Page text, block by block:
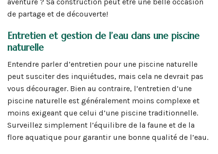
de partage et de découverte!
Entretien et gestion de l’eau dans une piscine
naturelle
Entendre parler d’entretien pour une piscine naturelle
peut susciter des inquiétudes, mais cela ne devrait pas
vous décourager. Bien au contraire, l’entretien d’une
piscine naturelle est généralement moins complexe et
moins exigeant que celui d’une piscine traditionnelle.
Surveillez simplement l’équilibre de la faune et de la
flore aquatique pour garantir une bonne qualité de l’eau.